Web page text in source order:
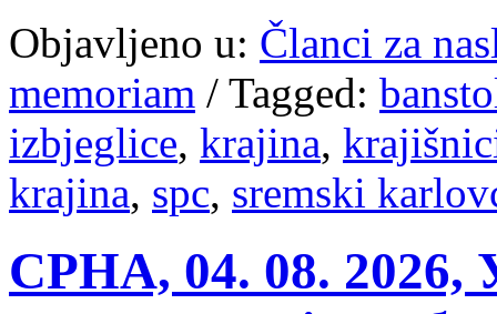
Objavljeno u: Članci za
memoriam / Tagged:
izbjeglice, krajina,
krajina, spc, sremski
СРНА, 04. 08. 2026,